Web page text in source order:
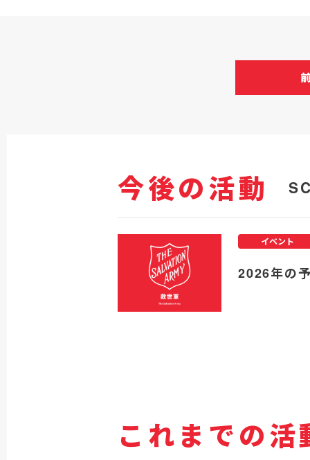
今後の活動
2026年の
イベント
これまでの活